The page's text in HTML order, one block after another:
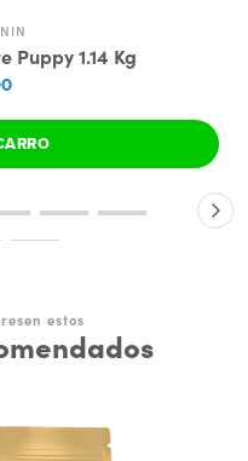
Puppy 1.14 Kg
estos